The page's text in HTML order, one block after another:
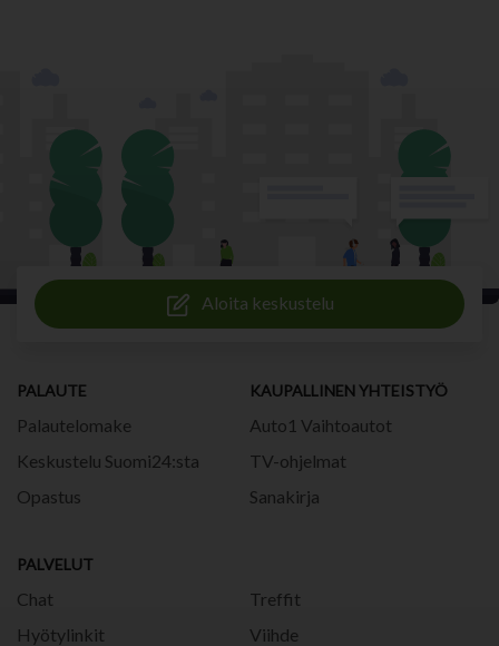
Aloita keskustelu
PALAUTE
Palautelomake
Keskustelu Suomi24:sta
Opastus
PALVELUT
Chat
Treffit
Hyötylinkit
Viihde
KAUPALLINEN YHTEISTYÖ
Auto1 Vaihtoautot
TV-ohjelmat
Sanakirja